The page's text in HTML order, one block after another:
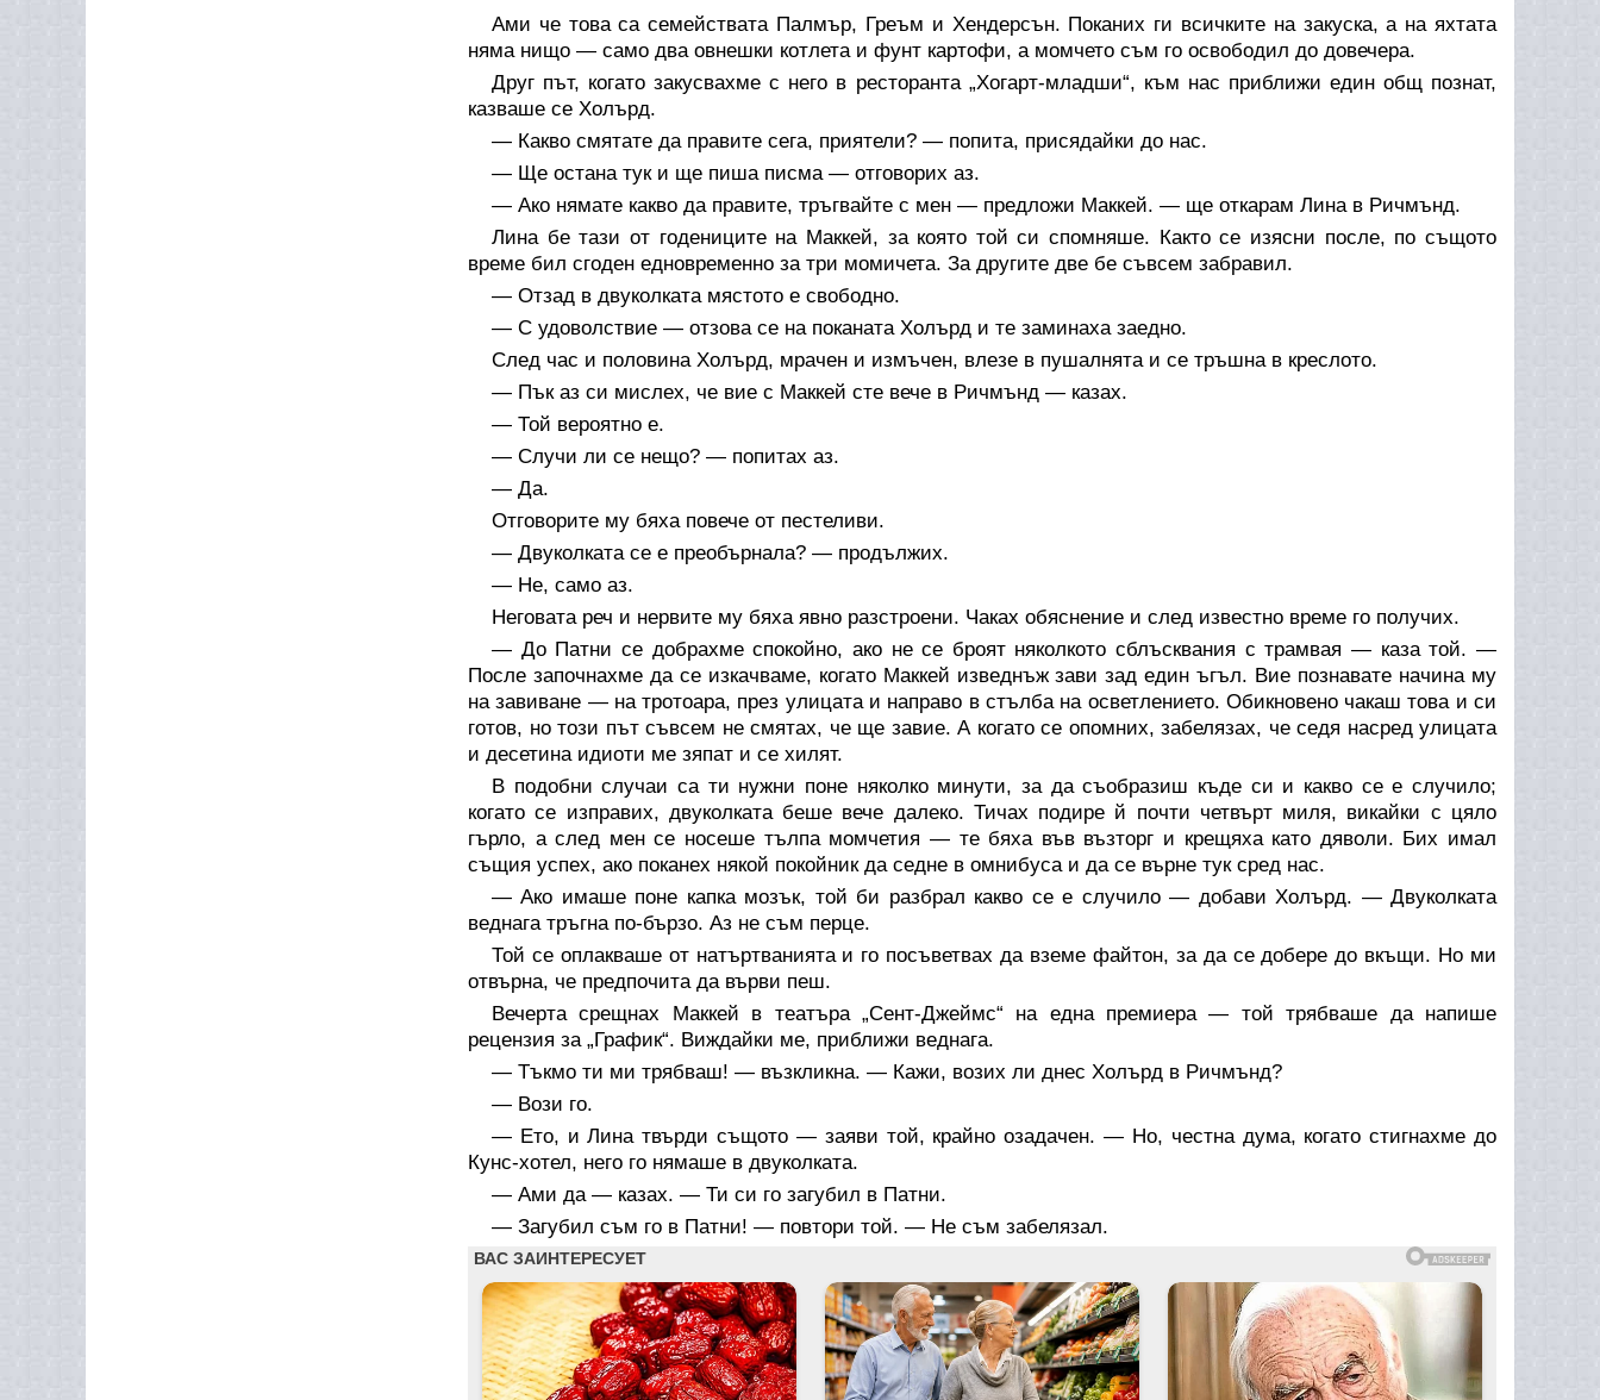
Ами че това са семействата Палмър, Греъм и Хендерсън. Поканих ги всичките на закуска, а на яхтата
няма нищо — само два овнешки котлета и фунт картофи, а момчето съм го освободил до довечера.
Друг път, когато закусвахме с него в ресторанта „Хогарт-младши“, към нас приближи един общ познат,
казваше се Холърд.
— Какво смятате да правите сега, приятели? — попита, присядайки до нас.
— Ще остана тук и ще пиша писма — отговорих аз.
— Ако нямате какво да правите, тръгвайте с мен — предложи Маккей. — ще откарам Лина в Ричмънд.
Лина бе тази от годениците на Маккей, за която той си спомняше. Както се изясни после, по същото
време бил сгоден едновременно за три момичета. За другите две бе съвсем забравил.
— Отзад в двуколката мястото е свободно.
— С удоволствие — отзова се на поканата Холърд и те заминаха заедно.
След час и половина Холърд, мрачен и измъчен, влезе в пушалнята и се тръшна в креслото.
— Пък аз си мислех, че вие с Маккей сте вече в Ричмънд — казах.
— Той вероятно е.
— Случи ли се нещо? — попитах аз.
— Да.
Отговорите му бяха повече от пестеливи.
— Двуколката се е преобърнала? — продължих.
— Не, само аз.
Неговата реч и нервите му бяха явно разстроени. Чаках обяснение и след известно време го получих.
— До Патни се добрахме спокойно, ако не се броят няколкото сблъсквания с трамвая — каза той. —
После започнахме да се изкачваме, когато Маккей изведнъж зави зад един ъгъл. Вие познавате начина му
на завиване — на тротоара, през улицата и направо в стълба на осветлението. Обикновено чакаш това и си
готов, но този път съвсем не смятах, че ще завие. А когато се опомних, забелязах, че седя насред улицата
и десетина идиоти ме зяпат и се хилят.
В подобни случаи са ти нужни поне няколко минути, за да съобразиш къде си и какво се е случило;
когато се изправих, двуколката беше вече далеко. Тичах подире й почти четвърт миля, викайки с цяло
гърло, а след мен се носеше тълпа момчетия — те бяха във възторг и крещяха като дяволи. Бих имал
същия успех, ако поканех някой покойник да седне в омнибуса и да се върне тук сред нас.
— Ако имаше поне капка мозък, той би разбрал какво се е случило — добави Холърд. — Двуколката
веднага тръгна по-бързо. Аз не съм перце.
Той се оплакваше от натъртванията и го посъветвах да вземе файтон, за да се добере до вкъщи. Но ми
отвърна, че предпочита да върви пеш.
Вечерта срещнах Маккей в театъра „Сент-Джеймс“ на една премиера — той трябваше да напише
рецензия за „График“. Виждайки ме, приближи веднага.
— Тъкмо ти ми трябваш! — възкликна. — Кажи, возих ли днес Холърд в Ричмънд?
— Вози го.
— Ето, и Лина твърди същото — заяви той, крайно озадачен. — Но, честна дума, когато стигнахме до
Кунс-хотел, него го нямаше в двуколката.
— Ами да — казах. — Ти си го загубил в Патни.
— Загубил съм го в Патни! — повтори той. — Не съм забелязал.